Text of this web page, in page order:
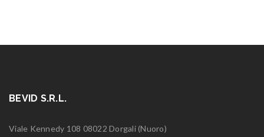
BEVID S.R.L.
Viale Kennedy 108 08022 Dorgali (Nuoro)